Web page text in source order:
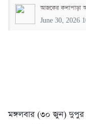
আজকের কলাপাড়া
June 30, 2026
মঙ্গলবার (৩০ জুন) দুপুর